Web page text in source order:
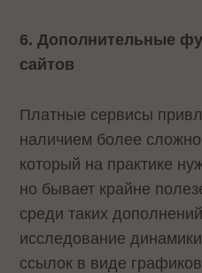
6. Дополнительные
сайтов
Платные сервисы
наличием более
который на практике
но бывает крайне
среди таких
исследование
ссылок в виде